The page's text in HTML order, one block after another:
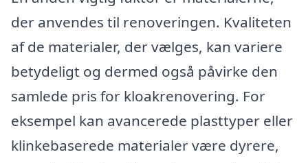
der anvendes til renoveringen. Kvaliteten
af de materialer, der vælges, kan variere
betydeligt og dermed også påvirke den
samlede pris for kloakrenovering. For
eksempel kan avancerede plasttyper eller
klinkebaserede materialer være dyrere,